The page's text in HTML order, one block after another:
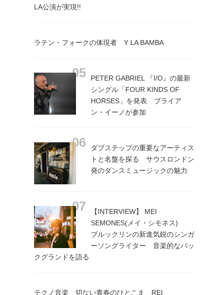
LA公演が実現!!
ラテン・フォークの体現者 Y LA BAMBA
PETER GABRIEL 『I/O』の最新
シングル「FOUR KINDS OF
HORSES」を発表 ブライア
ン・イーノが参加
ダブステップの重要なアーティス
トと名盤を探る サウスロンドン
発のダンスミュージックの魅力
【INTERVIEW】 MEI
SEMONES(メイ・シモネス)
ブルックリンの新進気鋭のシンガ
ーソングライター 音楽的なバッ
クグランドを語る
テクノ音楽 切ない青春のひとこま REI